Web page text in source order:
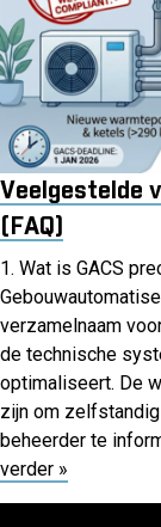
Veelgestelde
(FAQ)
1. Wat is GACS
verzamelnaam
de technische
optimaliseert. De
zijn om
beheerder te
verder »